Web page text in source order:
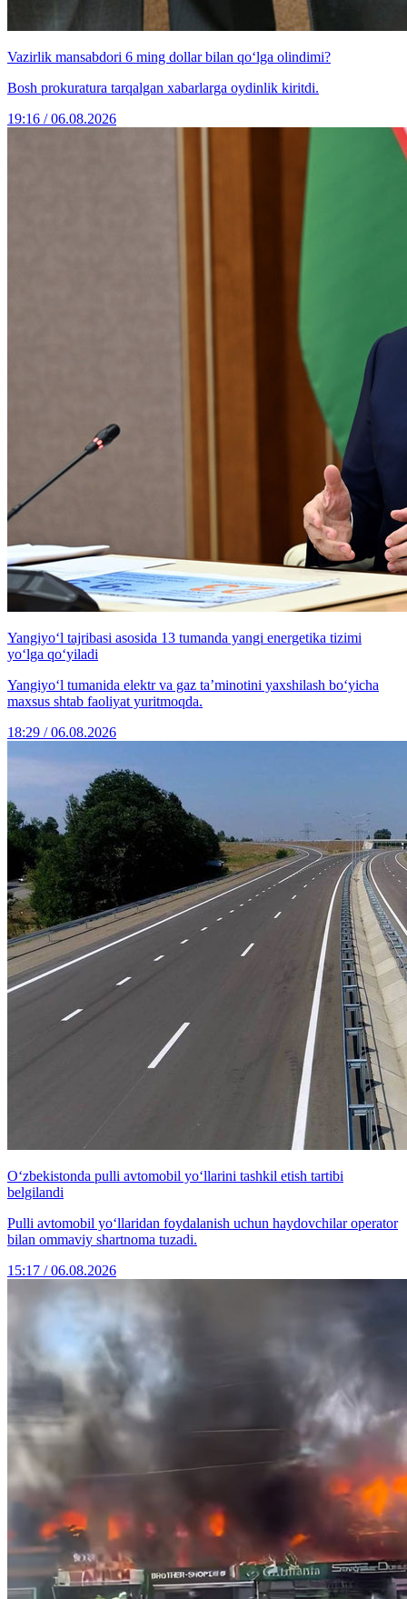
Vazirlik mansabdori 6 ming dollar bilan qo‘lga olindimi?
Bosh prokuratura tarqalgan xabarlarga oydinlik kiritdi.
19:16 / 06.08.2026
Yangiyo‘l tajribasi asosida 13 tumanda yangi energetika tizimi
yo‘lga qo‘yiladi
Yangiyo‘l tumanida elektr va gaz ta’minotini yaxshilash bo‘yicha
maxsus shtab faoliyat yuritmoqda.
18:29 / 06.08.2026
O‘zbekistonda pulli avtomobil yo‘llarini tashkil etish tartibi
belgilandi
Pulli avtomobil yo‘llaridan foydalanish uchun haydovchilar operator
bilan ommaviy shartnoma tuzadi.
15:17 / 06.08.2026